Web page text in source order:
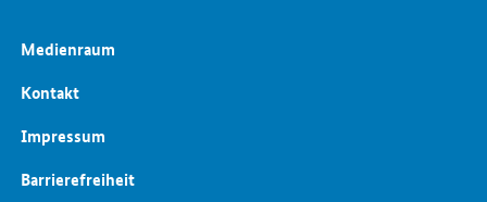
Medienraum
Kontakt
Impressum
Barrierefreiheit